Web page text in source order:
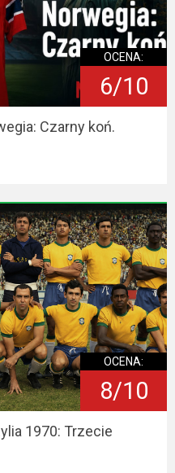
OCENA:
6/10
Czarny koń.
OCENA:
8/10
1970: Trzecie